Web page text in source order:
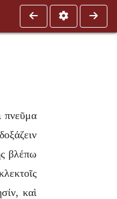
πνεῦμα
βλέπω
καὶ